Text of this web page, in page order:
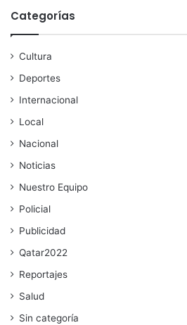
Categorías
Cultura
Deportes
Internacional
Local
Nacional
Noticias
Nuestro Equipo
Policial
Publicidad
Qatar2022
Reportajes
Salud
Sin categoría